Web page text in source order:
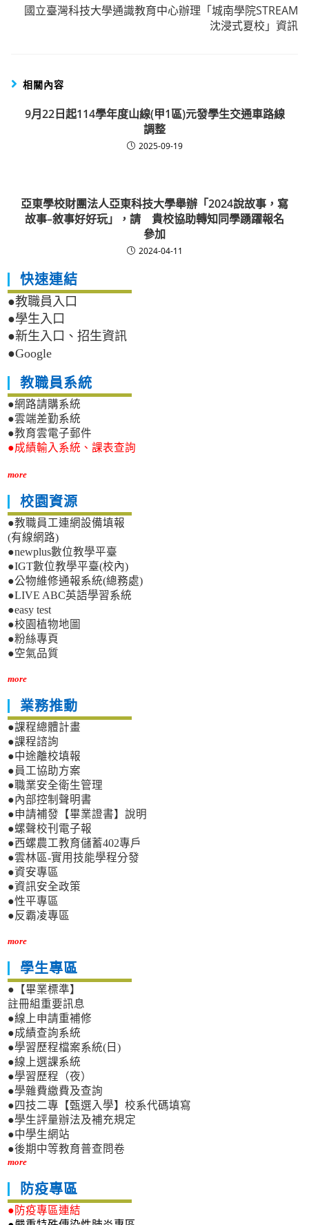
國立臺灣科技大學通識教育中心辦理「城南學院STREAM
沈浸式夏校」資訊
相關內容
9月22日起114學年度山線(甲1區)元發學生交通車路線
調整
2025-09-19
亞東學校財團法人亞東科技大學舉辦「2024說故事，寫
故事–敘事好好玩」，請 貴校協助轉知同學踴躍報名
參加
2024-04-11
快速連結
●教職員入口
●學生入口
●新生入口、招生資訊
●Google
教職員系統
●網路請購系統
●雲端差勤系統
●教育雲電子郵件
●成績輸入系統、課表查詢
more
校園資源
●教職員工連網設備填報
(有線網路)
●newplus數位教學平臺
●IGT數位教學平臺(校內)
●公物維修通報系統(總務處)
●LIVE ABC英語學習系統
●easy test
●校園植物地圖
●粉絲專頁
●空氣品質
more
業務推動
●課程總體計畫
●課程諮詢
●中途離校填報
●員工協助方案
●職業安全衛生管理
●內部控制聲明書
●申請補發【畢業證書】說明
●螺聲校刊電子報
●西螺農工教育儲蓄402專戶
●雲林區-實用技能學程分發
●資安專區
●資訊安全政策
●性平專區
●反霸凌專區
more
學生專區
●【畢業標準】
註冊組重要訊息
●線上申請重補修
●成績查詢系統
●學習歷程檔案系統(日)
●線上選課系統
●學習歷程（夜）
●學雜費繳費及查詢
●四技二專【甄選入學】校系代碼填寫
●學生評量辦法及補充規定
●中學生網站
●後期中等教育普查問卷
more
防疫專區
●防疫專區連結